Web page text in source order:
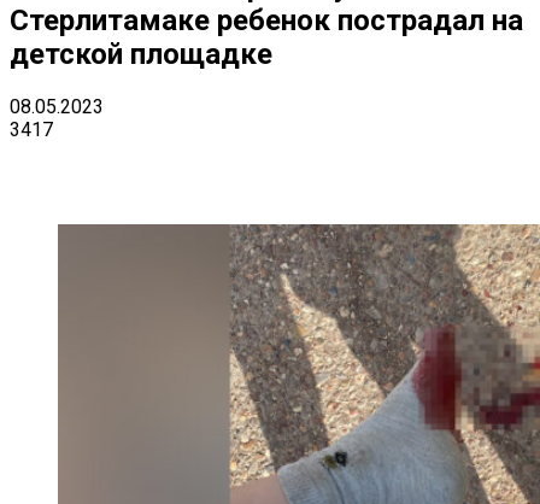
Стерлитамаке ребенок пострадал на
детской площадке
08.05.2023
3417